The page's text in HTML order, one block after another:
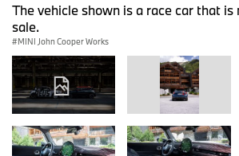
The vehicle shown is a race car that
sale.
MINI John Cooper Works